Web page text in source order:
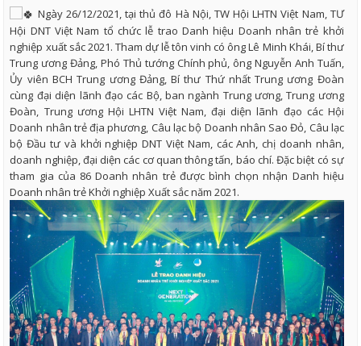
Ngày 26/12/2021, tại thủ đô Hà Nội, TW Hội LHTN Việt Nam, TƯ
Hội DNT Việt Nam tổ chức lễ trao Danh hiệu Doanh nhân trẻ khởi
nghiệp xuất sắc 2021. Tham dự lễ tôn vinh có ông Lê Minh Khái, Bí thư
Trung ương Đảng, Phó Thủ tướng Chính phủ, ông Nguyễn Anh Tuấn,
Ủy viên BCH Trung ương Đảng, Bí thư Thứ nhất Trung ương Đoàn
cùng đại diện lãnh đạo các Bộ, ban ngành Trung ương, Trung ương
Đoàn, Trung ương Hội LHTN Việt Nam, đại diện lãnh đạo các Hội
Doanh nhân trẻ địa phương, Câu lạc bộ Doanh nhân Sao Đỏ, Câu lạc
bộ Đầu tư và khởi nghiệp DNT Việt Nam, các Anh, chị doanh nhân,
doanh nghiệp, đại diện các cơ quan thông tấn, báo chí. Đặc biệt có sự
tham gia của 86 Doanh nhân trẻ được bình chọn nhận Danh hiệu
Doanh nhân trẻ Khởi nghiệp Xuất sắc năm 2021.